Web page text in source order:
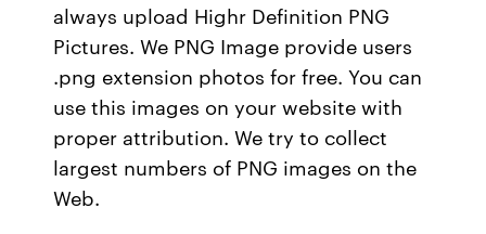
always upload Highr Definition PNG
Pictures. We PNG Image provide users
.png extension photos for free. You can
use this images on your website with
proper attribution. We try to collect
largest numbers of PNG images on the
Web.